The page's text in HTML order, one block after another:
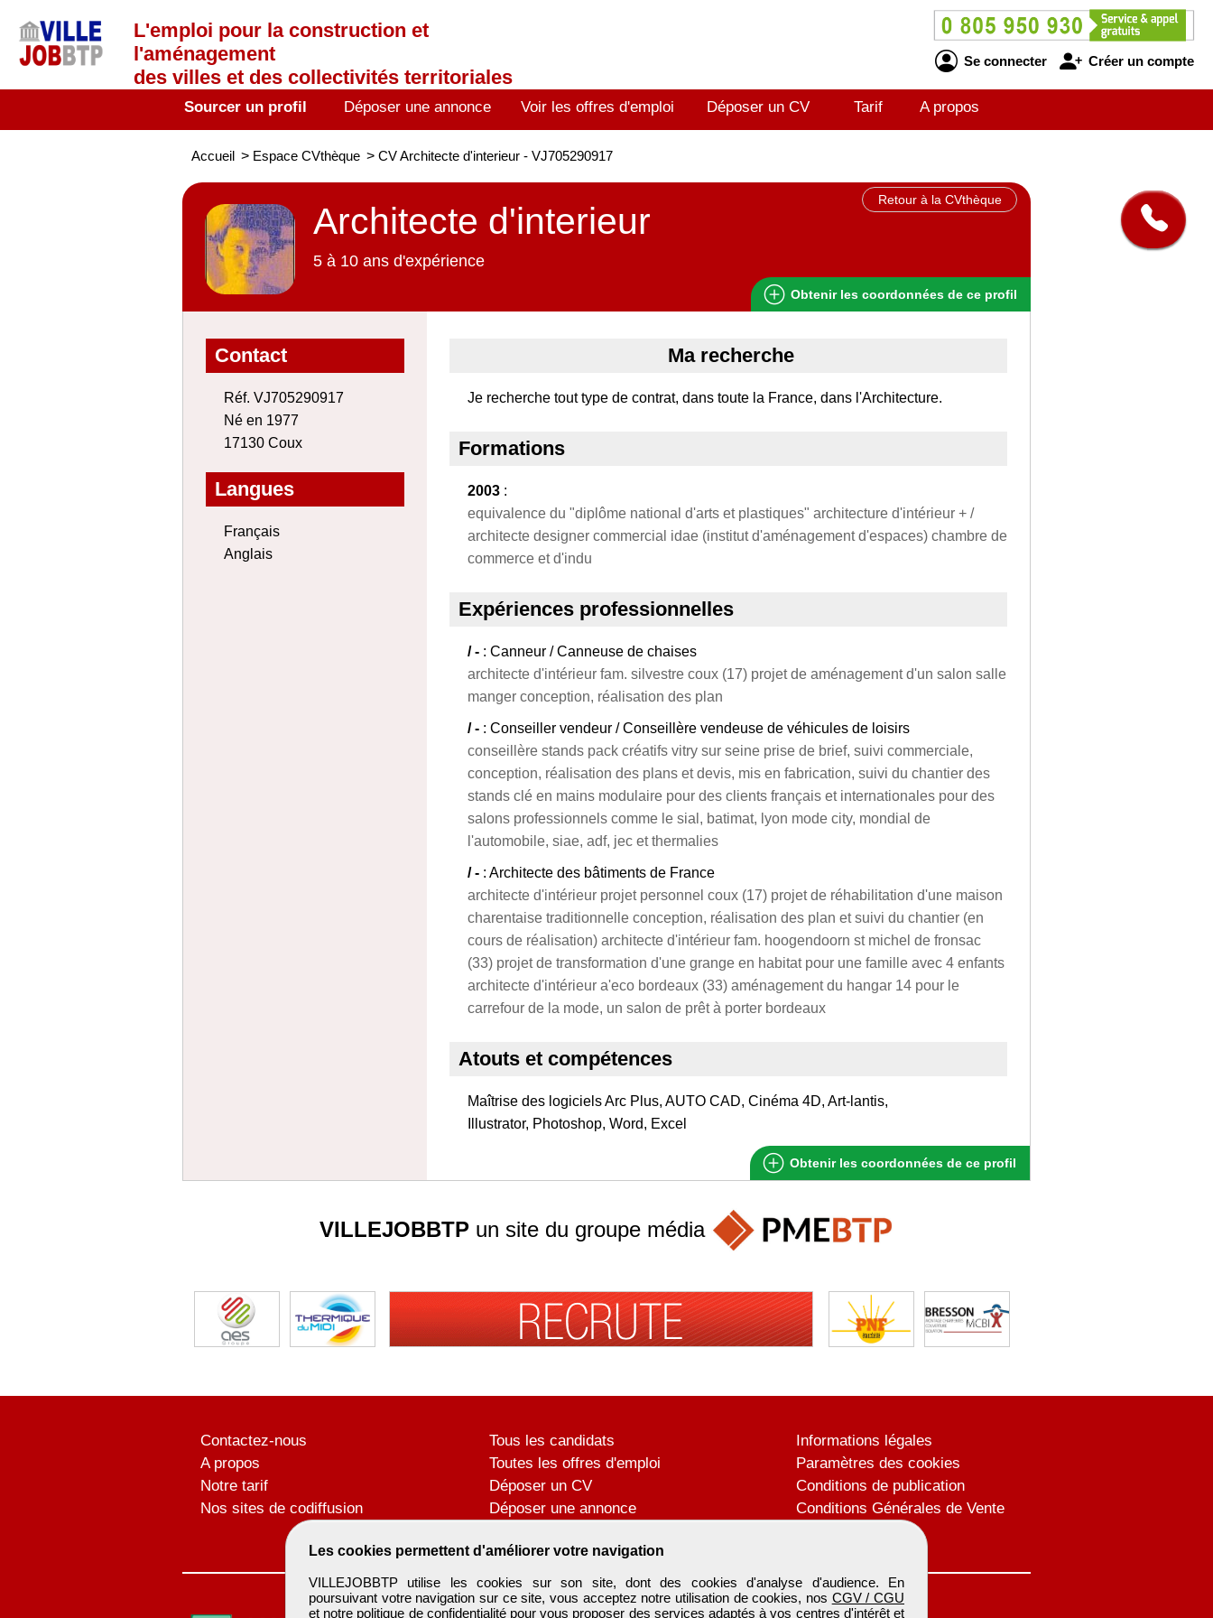
L'emploi pour la construction et
l'aménagement
des villes et des collectivités territoriales
Se connecter Créer un compte
Sourcer un profil Déposer une annonce Voir les offres d'emploi Déposer un CV Tarif A propos
Accueil > Espace CVthèque > CV Architecte d'interieur - VJ705290917
Retour à la CVthèque
Architecte d'interieur
5 à 10 ans d'expérience
Obtenir les coordonnées de ce profil
Contact
Réf. VJ705290917
Né en 1977
17130 Coux
Langues
Français
Anglais
Ma recherche
Je recherche tout type de contrat, dans toute la France, dans l'Architecture.
Formations
2003 :
equivalence du "diplôme national d'arts et plastiques" architecture d'intérieur + /
architecte designer commercial idae (institut d'aménagement d'espaces) chambre de
commerce et d'indu
Expériences professionnelles
/ - : Canneur / Canneuse de chaises
architecte d'intérieur fam. silvestre coux (17) projet de aménagement d'un salon salle
manger conception, réalisation des plan
/ - : Conseiller vendeur / Conseillère vendeuse de véhicules de loisirs
conseillère stands pack créatifs vitry sur seine prise de brief, suivi commerciale,
conception, réalisation des plans et devis, mis en fabrication, suivi du chantier des
stands clé en mains modulaire pour des clients français et internationales pour des
salons professionnels comme le sial, batimat, lyon mode city, mondial de
l'automobile, siae, adf, jec et thermalies
/ - : Architecte des bâtiments de France
architecte d'intérieur projet personnel coux (17) projet de réhabilitation d'une maison
charentaise traditionnelle conception, réalisation des plan et suivi du chantier (en
cours de réalisation) architecte d'intérieur fam. hoogendoorn st michel de fronsac
(33) projet de transformation d'une grange en habitat pour une famille avec 4 enfants
architecte d'intérieur a'eco bordeaux (33) aménagement du hangar 14 pour le
carrefour de la mode, un salon de prêt à porter bordeaux
Atouts et compétences
Maîtrise des logiciels Arc Plus, AUTO CAD, Cinéma 4D, Art-lantis,
Illustrator, Photoshop, Word, Excel
Obtenir les coordonnées de ce profil
Les cookies permettent d'améliorer votre navigation
VILLEJOBBTP utilise les cookies sur son site, dont des cookies d'analyse d'audience. En
poursuivant votre navigation sur ce site, vous acceptez notre utilisation de cookies, nos CGV / CGU
et notre politique de confidentialitépour vous proposer des services adaptés à vos centres d'intérêt et
VILLEJOBBTPun site du groupe média
Contactez-nous
A propos
Notre tarif
Nos sites de codiffusion
Tous les candidats
Toutes les offres d'emploi
Déposer un CV
Déposer une annonce
Informations légales
Paramètres des cookies
Conditions de publication
Conditions Générales de Vente